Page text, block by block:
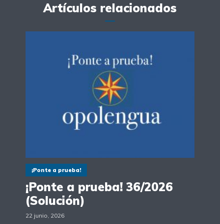
Artículos relacionados
¡Ponte a prueba!
¡Ponte a prueba! 36/2026
(Solución)
22 junio, 2026